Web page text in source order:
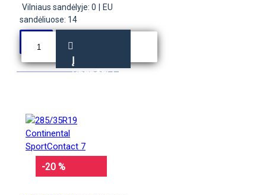
Vilniaus sandėlyje: 0
EU
sandėliuose: 14
Į
KREPŠELĮ
-20 %